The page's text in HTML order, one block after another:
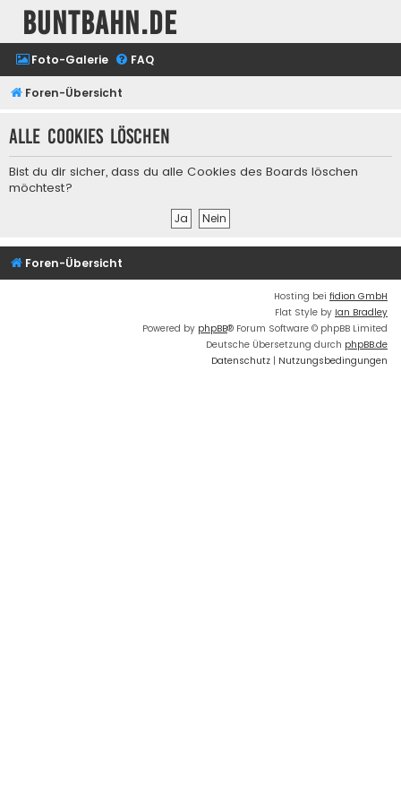
buntbahn.de
Foto-Galerie FAQ
Foren-Übersicht
Alle Cookies löschen
Bist du dir sicher, dass du alle Cookies des Boards löschen
möchtest?
Foren-Übersicht
Hosting bei fidion GmbH
Flat Style by Ian Bradley
Powered by phpBB® Forum Software © phpBB Limited
Deutsche Übersetzung durch phpBB.de
Datenschutz | Nutzungsbedingungen